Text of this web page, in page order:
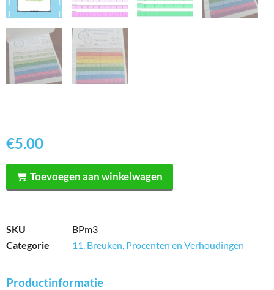
€5.00
Toevoegen aan winkelwagen
SKU
BPm3
Categorie
11. Breuken, Procenten en Verhoudingen
Productinformatie